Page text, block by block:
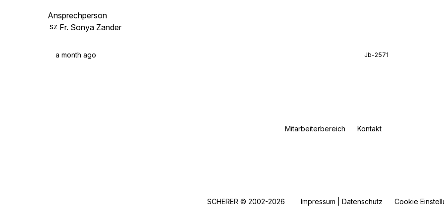
Ansprechperson
SZ Fr. Sonya Zander
a month ago Jb-2571
Mitarbeiterbereich Kontakt
SCHERER © 2002-2026 Impressum | Datenschutz Cookie